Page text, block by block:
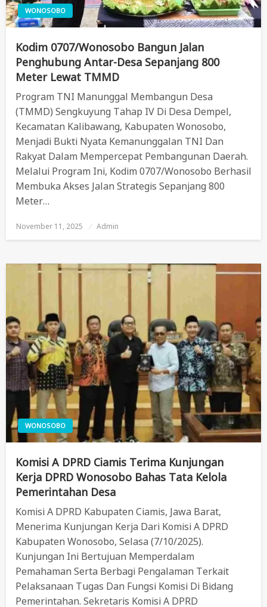
WONOSOBO
Kodim 0707/Wonosobo Bangun Jalan
Penghubung Antar-Desa Sepanjang 800
Meter Lewat TMMD
Program TNI Manunggal Membangun Desa
(TMMD) Sengkuyung Tahap IV Di Desa Dempel,
Kecamatan Kalibawang, Kabupaten Wonosobo,
Menjadi Bukti Nyata Kemanunggalan TNI Dan
Rakyat Dalam Mempercepat Pembangunan Daerah.
Melalui Program Ini, Kodim 0707/Wonosobo Berhasil
Membuka Akses Jalan Strategis Sepanjang 800
Meter…
Posted
November 11, 2025 Admin
WONOSOBO
Komisi A DPRD Ciamis Terima Kunjungan
Kerja DPRD Wonosobo Bahas Tata Kelola
Pemerintahan Desa
Komisi A DPRD Kabupaten Ciamis, Jawa Barat,
Menerima Kunjungan Kerja Dari Komisi A DPRD
Kabupaten Wonosobo, Selasa (7/10/2025).
Kunjungan Ini Bertujuan Memperdalam
Pemahaman Serta Berbagi Pengalaman Terkait
Pelaksanaan Tugas Dan Fungsi Komisi Di Bidang
Pemerintahan. Sekretaris Komisi A DPRD